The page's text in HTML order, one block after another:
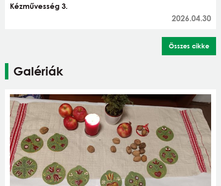
Kézművesség 3.
2026.04.30
Összes cikke
Galériák